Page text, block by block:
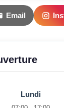
Email
Lundi